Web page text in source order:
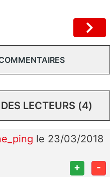
LECTEURS (4)
le 23/03/2018
+ -